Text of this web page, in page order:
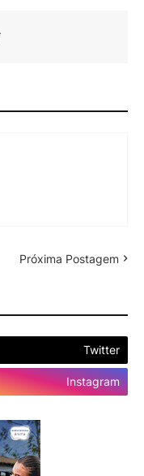
Próxima Postagem
Twitter
Instagram